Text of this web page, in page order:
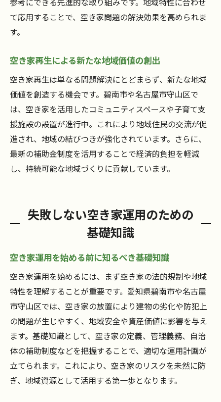
て応用することで、空き家問題の解決効果を高められま
す。
空き家再生による新たな地域価値の創出
空き家再生は単なる問題解決にとどまらず、新たな地域
価値を創造する機会です。碧南市や名古屋市守山区で
は、空き家を活用したコミュニティスペースや子育て支
援施設の設置が進行中。これにより地域住民の交流が促
進され、地域の結びつきが強化されています。さらに、
最新の補助金制度を活用することで経済的負担を軽減
し、持続可能な地域づくりに貢献しています。
失敗しない空き家運用のための
基礎知識
空き家運用を始める前に知るべき基礎知識
空き家運用を始めるには、まず空き家の法的規制や地域
特性を理解することが重要です。愛知県碧南市や名古屋
市守山区では、空き家の放置により建物の劣化や防犯上
の問題が生じやすく、地域安全や資産価値に影響を与え
ます。基礎知識として、空き家の定義、管理義務、自治
体の補助制度などを把握することで、適切な運用計画が
立てられます。これにより、空き家のリスクを未然に防
ぎ、地域資源として活用する第一歩となります。